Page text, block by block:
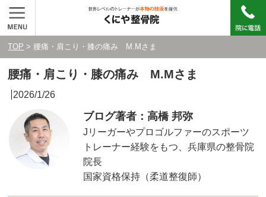
TOP > 腰痛・肩こり・膝の痛み M.Mさま
腰痛・肩こり・膝の痛み M.Mさま
2026/1/26
ブログ著者：高橋 邦弥
Jリーガーやプロゴルファーのスポーツ
トレーナー経験をもつ、兵庫県の整骨院
院長
国家資格保持（柔道整復師）